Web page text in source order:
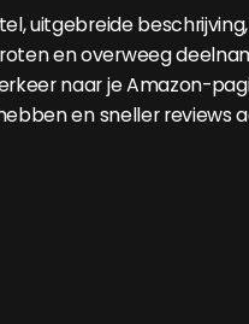
uitgebreide
en overweeg
naar je Amazon-
en sneller reviews